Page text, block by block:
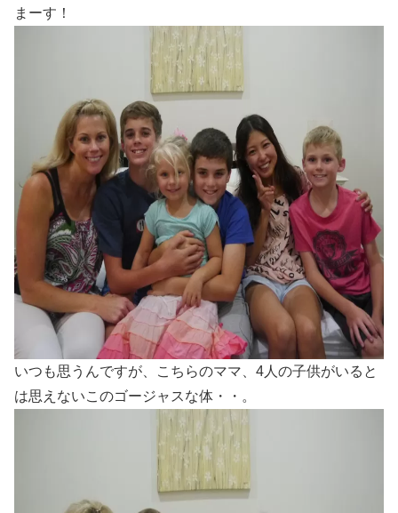
まーす！
いつも思うんですが、こちらのママ、4人の子供がいると
は思えないこのゴージャスな体・・。